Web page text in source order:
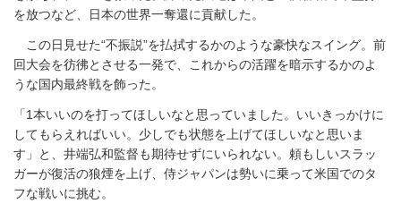
を放つなど、日本の世界一奪還に貢献した。
この日見せた“不振説”を払拭するかのような豪快なスイング。前
回大会を彷彿とさせる一発で、これからの活躍を暗示するかのよ
うな国内最終戦を飾った。
「1本いいのを打ってほしいなと思っていました。いいきっかけに
してもらえればいい。少しでも状態を上げてほしいなと思いま
す」と、井端弘和監督も期待せずにいられない。頼もしいスラッ
ガーが復活の狼煙を上げ、侍ジャパンは勢いに乗って米国でのタ
フな戦いに挑む。